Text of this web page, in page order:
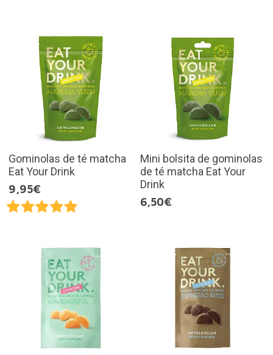
Gominolas de té matcha
Eat Your Drink
9,95€
Mini bolsita de gominolas
de té matcha Eat Your
Drink
6,50€